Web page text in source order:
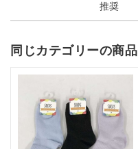
推奨
同じカテゴリーの商品